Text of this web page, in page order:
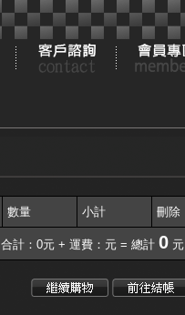
數量 小計 刪除
合計：0元 + 運費：元 = 總計 0 元